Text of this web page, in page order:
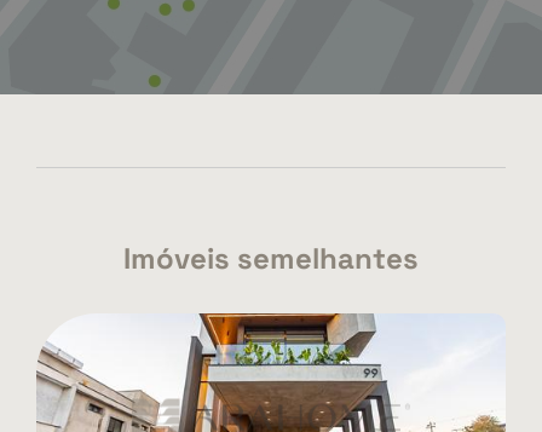
Imóveis semelhantes